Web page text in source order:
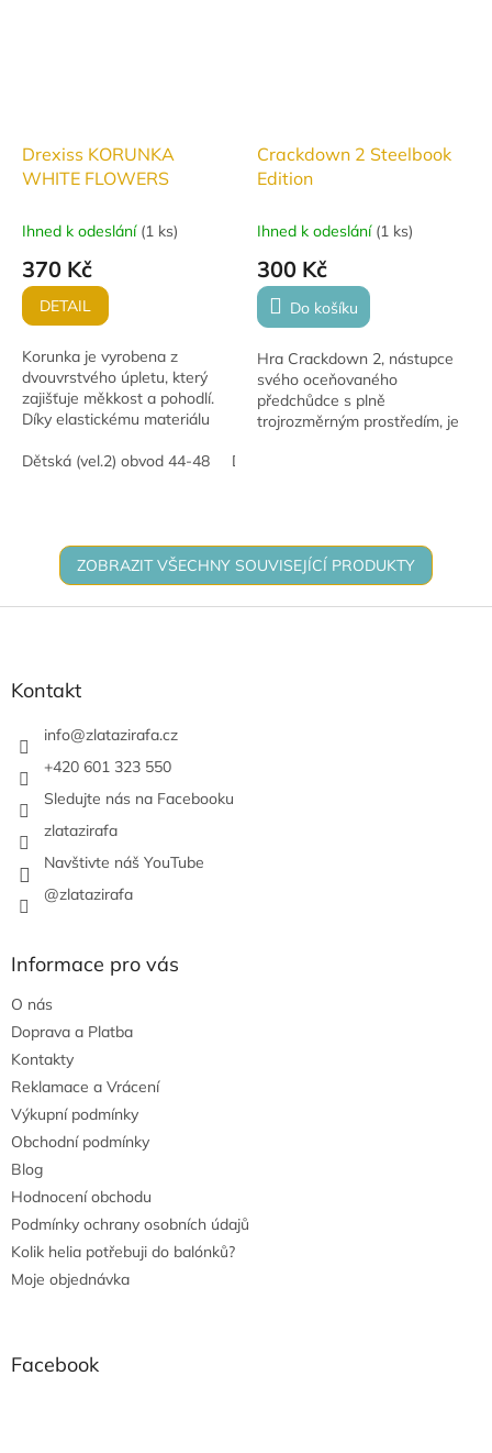
Drexiss KORUNKA
WHITE FLOWERS
Ihned k odeslání (1 ks)
370 Kč
DETAIL
Korunka je vyrobena z
dvouvrstvého úpletu, který
zajišťuje měkkost a pohodlí.
Díky elastickému materiálu
Je navržena s ohledem na
Dětská (vel.2) obvod 44-48 Dětská (vel.3) obvod 49-53
Crackdown 2 Steelbook
Edition
Ihned k odeslání (1 ks)
300 Kč
Do košíku
Hra Crackdown 2, nástupce
svého oceňovaného
předchůdce s plně
trojrozměrným prostředím, je
ZOBRAZIT VŠECHNY SOUVISEJÍCÍ PRODUKTY
Z
Kontakt
info@zlatazirafa.cz
+420 601 323 550
Sledujte nás na Facebooku
zlatazirafa
Navštivte náš YouTube
@zlatazirafa
Informace pro vás
O nás
Doprava a Platba
Kontakty
Reklamace a Vrácení
Výkupní podmínky
Obchodní podmínky
Blog
Hodnocení obchodu
Podmínky ochrany osobních údajů
Kolik helia potřebuji do balónků?
Moje objednávka
Facebook